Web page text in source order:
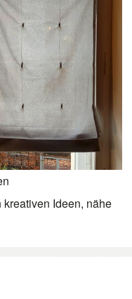
Ideen, nähe